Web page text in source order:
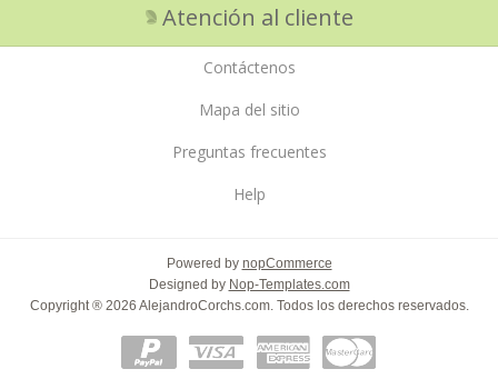
Atención al cliente
Contáctenos
Mapa del sitio
Preguntas frecuentes
Help
Powered by nopCommerce
Designed by Nop-Templates.com
Copyright ® 2026 AlejandroCorchs.com. Todos los derechos reservados.